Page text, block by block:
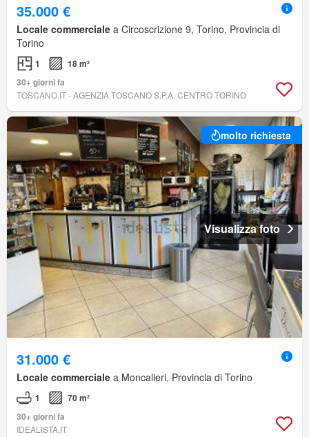
35.000 €
Locale commerciale a Circoscrizione 9, Torino, Provincia di
Torino
1
18 m²
30+ giorni fa
TOSCANO.IT - AGENZIA TOSCANO S.P.A. CENTRO TORINO
molto richiesta
Visualizza foto
31.000 €
Locale commerciale a Moncalieri, Provincia di Torino
1
70 m²
30+ giorni fa
IDEALISTA.IT